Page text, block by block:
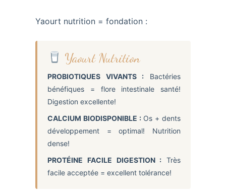
Yaourt nutrition = fondation :
Yaourt Nutrition
PROBIOTIQUES VIVANTS : Bactéries
bénéfiques = flore intestinale santé!
Digestion excellente!
CALCIUM BIODISPONIBLE :Os + dents
développement = optimal! Nutrition
dense!
PROTÉINE FACILE DIGESTION : Très
facile acceptée = excellent tolérance!